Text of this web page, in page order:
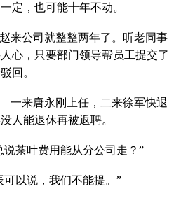
定，也可能十年不动。
来公司就整整两年了。听老同事
心，只要部门领导帮员工提交了
回。
来唐永刚上任，二来徐军快退
人能退休再被返聘。
说茶叶费用能从分公司走？”
以说，我们不能提。”